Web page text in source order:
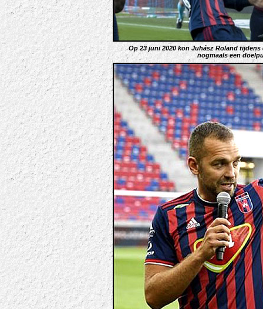
Op 23 juni 2020 kon Juhász Roland
nogmaals een